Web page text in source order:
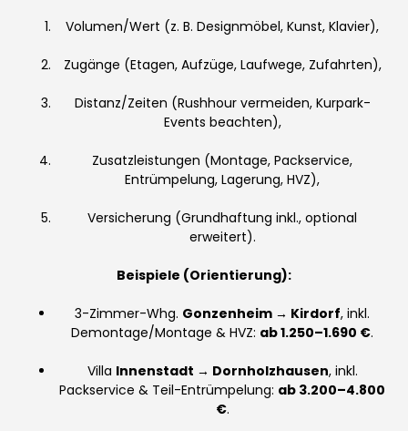
Volumen/Wert (z. B. Designmöbel, Kunst, Klavier),
Zugänge (Etagen, Aufzüge, Laufwege, Zufahrten),
Distanz/Zeiten (Rushhour vermeiden, Kurpark-
Events beachten),
Zusatzleistungen (Montage, Packservice,
Entrümpelung, Lagerung, HVZ),
Versicherung (Grundhaftung inkl., optional
erweitert).
Beispiele (Orientierung):
3-Zimmer-Whg. Gonzenheim → Kirdorf, inkl.
Demontage/Montage & HVZ: ab 1.250–1.690 €.
Villa Innenstadt → Dornholzhausen, inkl.
Packservice & Teil-Entrümpelung: ab 3.200–4.800
€.